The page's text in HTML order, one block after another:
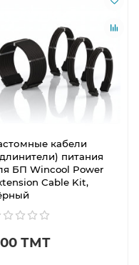
кабели
питания
БП Wincool Power
Cable Kit,
ТМТ